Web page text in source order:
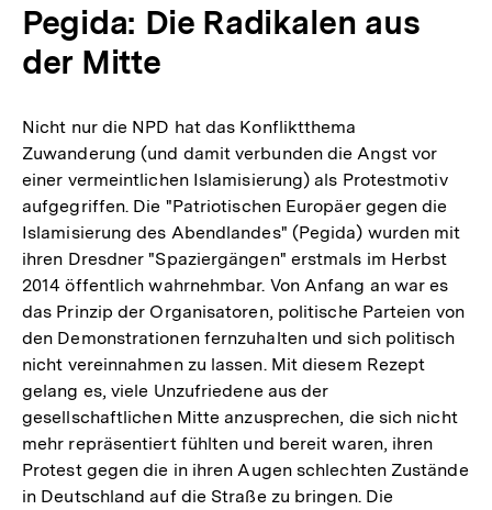
Pegida: Die Radikalen aus
der Mitte
Nicht nur die NPD hat das Konfliktthema
Zuwanderung (und damit verbunden die Angst vor
einer vermeintlichen Islamisierung) als Protestmotiv
aufgegriffen. Die "Patriotischen Europäer gegen die
Islamisierung des Abendlandes" (Pegida) wurden mit
ihren Dresdner "Spaziergängen" erstmals im Herbst
2014 öffentlich wahrnehmbar. Von Anfang an war es
das Prinzip der Organisatoren, politische Parteien von
den Demonstrationen fernzuhalten und sich politisch
nicht vereinnahmen zu lassen. Mit diesem Rezept
gelang es, viele Unzufriedene aus der
gesellschaftlichen Mitte anzusprechen, die sich nicht
mehr repräsentiert fühlten und bereit waren, ihren
Protest gegen die in ihren Augen schlechten Zustände
in Deutschland auf die Straße zu bringen. Die